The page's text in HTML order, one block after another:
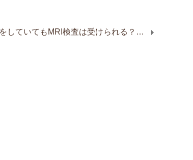
インプラント治療をしていてもMRI検査は受けられる？影響や安全性